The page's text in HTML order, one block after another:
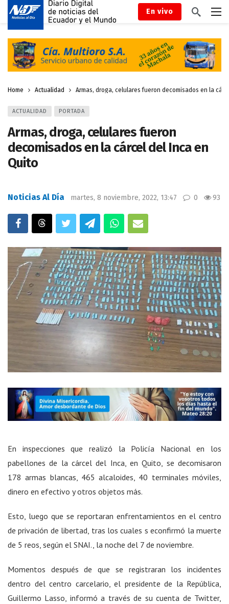
En vivo
Home Actualidad Armas, droga, celulares fueron decomisados en la
ACTUALIDAD PORTADA
Armas, droga, celulares fueron
decomisados en la cárcel del Inca en
Quito
Noticias Al Día martes, 8 noviembre, 2022, 13:47 0 93
En inspecciones que realizó la Policía Nacional en los
pabellones de la cárcel del Inca, en Quito, se decomisaron
178 armas blancas, 465 alcaloides, 40 terminales móviles,
dinero en efectivo y otros objetos más.
Esto, luego que se reportaran enfrentamientos en el centro
de privación de libertad, tras los cuales s econfirmó la muerte
de 5 reos, según el SNAI., la noche del 7 de noviembre.
Momentos después de que se registraran los incidentes
dentro del centro carcelario, el presidente de la República,
Guillermo Lasso, informó a través de su cuenta de Twitter,